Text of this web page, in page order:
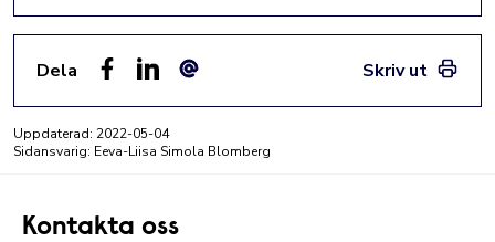
Dela
Skriv ut
Uppdaterad: 2022-05-04
Sidansvarig: Eeva-Liisa Simola Blomberg
Kontakta oss